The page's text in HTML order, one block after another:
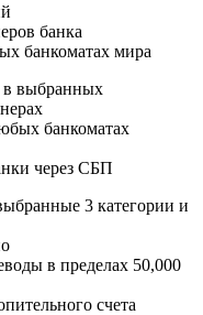
банка
банкоматах мира
в выбранных
банкоматах
через СБП
3 категории и
в пределах 50,000
счета